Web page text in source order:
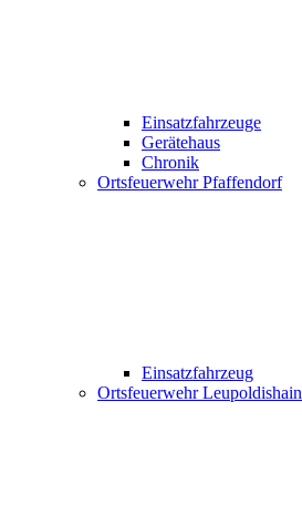
Einsatzfahrzeuge
Gerätehaus
Chronik
Ortsfeuerwehr Pfaffendorf
Einsatzfahrzeug
Ortsfeuerwehr Leupoldishain